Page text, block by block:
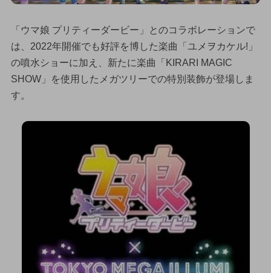
「ウマ娘 プリティーダービー」とのコラボレーションで
は、2022年開催でも好評を博した楽曲「ユメヲカケル!」
の噴水ショーに加え、新たに楽曲「KIRARI MAGIC
SHOW」を使用したメガツリーでの特別装飾が登場しま
す。